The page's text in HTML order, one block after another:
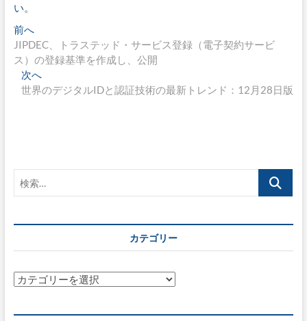
い。
投
稿
ナ
ビ
シ
ョ
前へ過
去
の
投
稿:
JIPDEC、トラステッド・サービス登録（電子契約サービ
ス）の登録基準を作成し、公開
次へ
の
世界のデジタルIDと認証技術の最新トレンド：12月28日版
カテゴリー
カ